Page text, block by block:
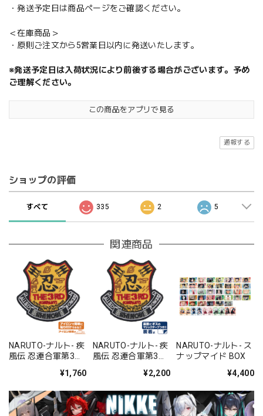
・発送予定日は商品ページをご確認ください。
＜在庫商品＞
・原則ご注文から5営業日以内に発送いたします。
※発送予定日は入荷状況により前後する場合がございます。予め
ご理解ください。
この商品をアプリで見る
通報する
ショップの評価
すべて 335 2 5
関連商品
NARUTO-ナルト- 疾
風伝 忍連合軍第3部
¥1,760
NARUTO-ナルト- 疾
風伝 忍連合軍第3部
¥2,200
NARUTO-ナルト- ス
ナップマイド BOX
¥4,400